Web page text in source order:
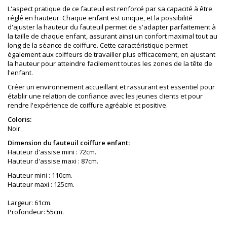
L'aspect pratique de ce fauteuil est renforcé par sa capacité à être
réglé en hauteur. Chaque enfant est unique, et la possibilité
d'ajuster la hauteur du fauteuil permet de s'adapter parfaitement à
la taille de chaque enfant, assurant ainsi un confort maximal tout au
long de la séance de coiffure. Cette caractéristique permet
également aux coiffeurs de travailler plus efficacement, en ajustant
la hauteur pour atteindre facilement toutes les zones de la tête de
l'enfant.
Créer un environnement accueillant et rassurant est essentiel pour
établir une relation de confiance avec les jeunes clients et pour
rendre l'expérience de coiffure agréable et positive.
Coloris:
Noir.
Dimension du fauteuil coiffure enfant:
Hauteur d'assise mini : 72cm.
Hauteur d'assise maxi : 87cm.
Hauteur mini : 110cm.
Hauteur maxi : 125cm.
Largeur: 61cm.
Profondeur: 55cm.